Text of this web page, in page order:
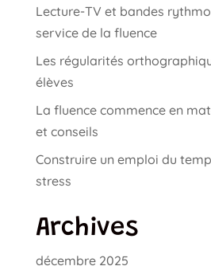
Lecture-TV et bandes
service de la fluence
Les régularités
élèves
La fluence commence en
et conseils
Construire un emploi du
stress
Archives
décembre 2025